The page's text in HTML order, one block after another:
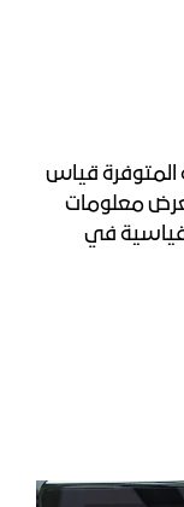
المتوفرة قياس
معلومات
قياسية في